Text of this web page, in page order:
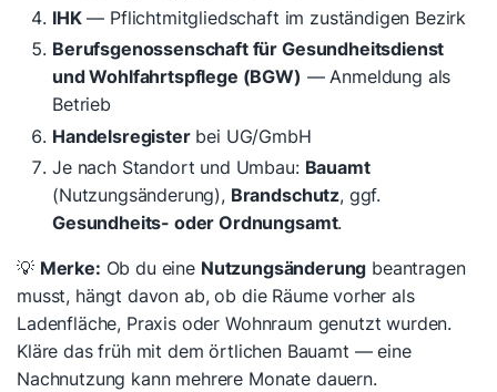
IHK— Pflichtmitgliedschaft im zuständigen Bezirk
Berufsgenossenschaft für Gesundheitsdienst
und Wohlfahrtspflege (BGW) — Anmeldung als
Betrieb
Handelsregisterbei UG/GmbH
Je nach Standort und Umbau: Bauamt
(Nutzungsänderung), Brandschutz, ggf.
Gesundheits- oder Ordnungsamt.
💡 Merke: Ob du eine Nutzungsänderung beantragen
musst, hängt davon ab, ob die Räume vorher als
Ladenfläche, Praxis oder Wohnraum genutzt wurden.
Kläre das früh mit dem örtlichen Bauamt — eine
Nachnutzung kann mehrere Monate dauern.